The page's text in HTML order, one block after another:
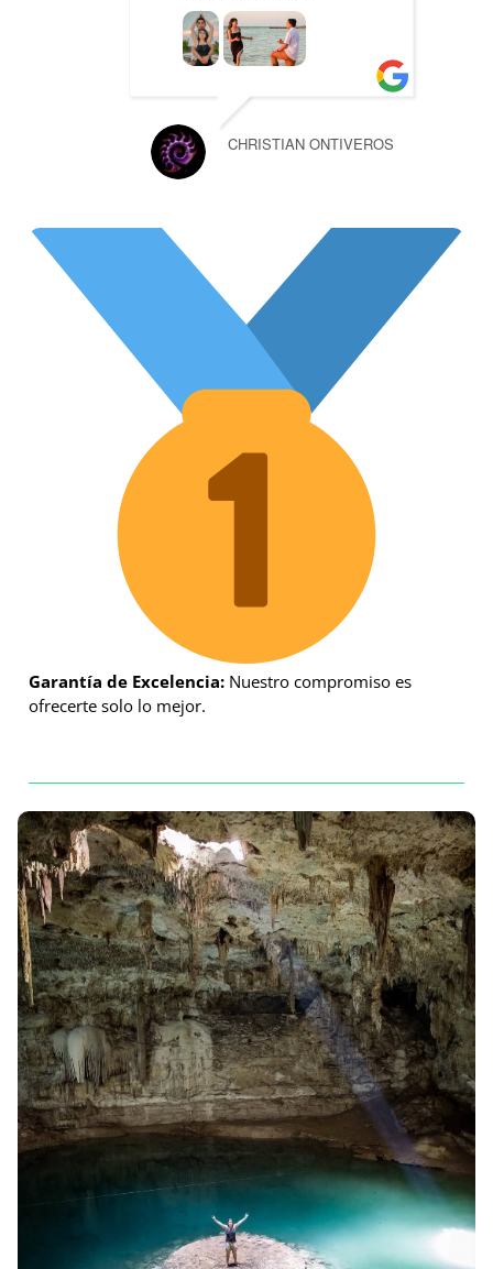
CHRISTIAN ONTIVEROS
Garantía de Excelencia: Nuestro compromiso es
ofrecerte solo lo mejor.